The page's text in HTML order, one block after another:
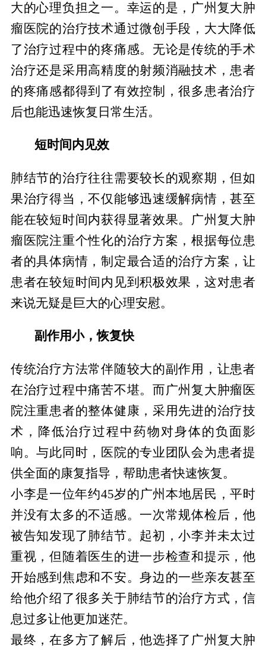
大的心理负担之一。幸运的是，广州复大肿
瘤医院的治疗技术通过微创手段，大大降低
了治疗过程中的疼痛感。无论是传统的手术
治疗还是采用高精度的射频消融技术，患者
的疼痛感都得到了有效控制，很多患者治疗
后也能迅速恢复日常生活。
短时间内见效
肺结节的治疗往往需要较长的观察期，但如
果治疗得当，不仅能够迅速缓解病情，甚至
能在较短时间内获得显著效果。广州复大肿
瘤医院注重个性化的治疗方案，根据每位患
者的具体病情，制定最合适的治疗方案，让
患者在较短时间内见到积极效果，这对患者
来说无疑是巨大的心理安慰。
副作用小，恢复快
传统治疗方法常伴随较大的副作用，让患者
在治疗过程中痛苦不堪。而广州复大肿瘤医
院注重患者的整体健康，采用先进的治疗技
术，降低治疗过程中药物对身体的负面影
响。与此同时，医院的专业团队会为患者提
供全面的康复指导，帮助患者快速恢复。
小李是一位年约45岁的广州本地居民，平时
并没有太多的不适感。一次常规体检后，他
被告知发现了肺结节。起初，小李并未太过
重视，但随着医生的进一步检查和提示，他
开始感到焦虑和不安。身边的一些亲友甚至
给他介绍了很多关于肺结节的治疗方式，信
息过多让他更加迷茫。
最终，在多方了解后，他选择了广州复大肿